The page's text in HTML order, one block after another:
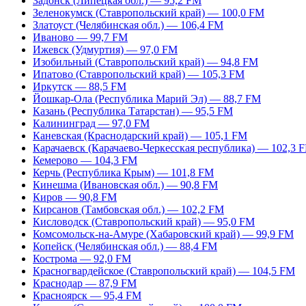
Зеленокумск (Ставропольский край) — 100,0 FM
Златоуст (Челябинская обл.) — 106,4 FM
Иваново — 99,7 FM
Ижевск (Удмуртия) — 97,0 FM
Изобильный (Ставропольский край) — 94,8 FM
Ипатово (Ставропольский край) — 105,3 FM
Иркутск — 88,5 FM
Йошкар-Ола (Республика Марий Эл) — 88,7 FM
Казань (Республика Татарстан) — 95,5 FM
Калининград — 97,0 FM
Каневская (Краснодарский край) — 105,1 FM
Карачаевск (Карачаево-Черкесская республика) — 102,3
Кемерово — 104,3 FM
Керчь (Республика Крым) — 101,8 FM
Кинешма (Ивановская обл.) — 90,8 FM
Киров — 90,8 FM
Кирсанов (Тамбовская обл.) — 102,2 FM
Кисловодск (Ставропольский край) — 95,0 FM
Комсомольск-на-Амуре (Хабаровский край) — 99,9 FM
Копейск (Челябинская обл.) — 88,4 FM
Кострома — 92,0 FM
Красногвардейское (Ставропольский край) — 104,5 FM
Краснодар — 87,9 FM
Красноярск — 95,4 FM